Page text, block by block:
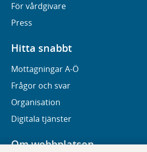
För vårdgivare
Press
Hitta snabbt
Mottagningar A-Ö
Frågor och svar
Organisation
Digitala tjänster
Om webbplatsen